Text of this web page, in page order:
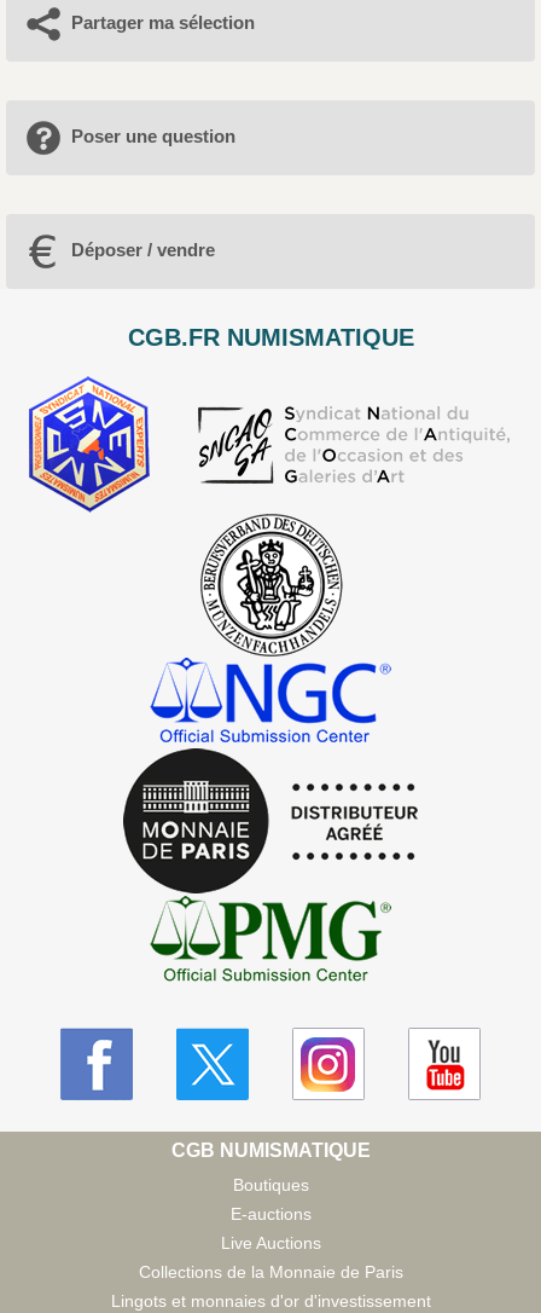
Partager ma sélection
Poser une question
Déposer / vendre
CGB.FR NUMISMATIQUE
CGB NUMISMATIQUE
Boutiques
E-auctions
Live Auctions
Collections de la Monnaie de Paris
Lingots et monnaies d'or d'investissement